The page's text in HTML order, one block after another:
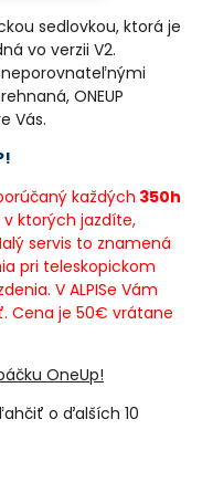
sedlovkou, ktorá je
vo verzii V2.
ONEUP
Vás.
každých 350h
ktorých jazdíte,
servis to znamená
pri teleskopickom
V ALPISe Vám
Cena je 50€ vrátane
OneUp!
o ďalších 10